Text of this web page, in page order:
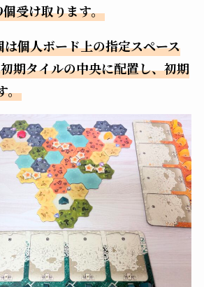
受け取ります。
個人ボード上の指定スペース
期タイルの中央に配置し、初期
。